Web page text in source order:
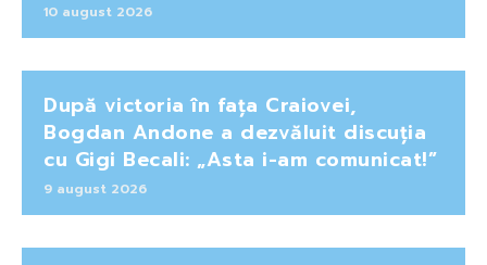
10 august 2026
După victoria în fața Craiovei,
Bogdan Andone a dezvăluit discuția
cu Gigi Becali: „Asta i-am comunicat!”
9 august 2026